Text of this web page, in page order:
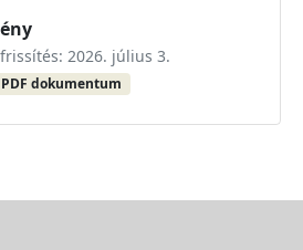
2026. július 3.
PDF dokumentum